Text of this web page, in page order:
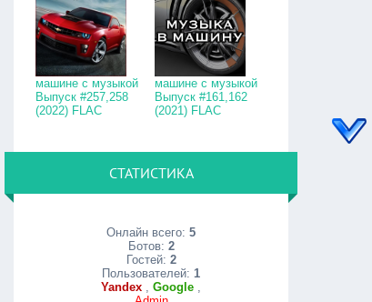
машине с музыкой
Выпуск #257,258
(2022) FLAC
машине с музыкой
Выпуск #161,162
(2021) FLAC
СТАТИСТИКА
Онлайн всего:5
Ботов: 2
Гостей: 2
Пользователей:1
Yandex ,Google ,